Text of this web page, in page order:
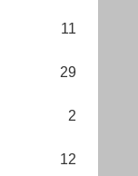
11
29
2
12